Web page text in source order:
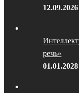
12.09.2026
речь»
01.01.2028